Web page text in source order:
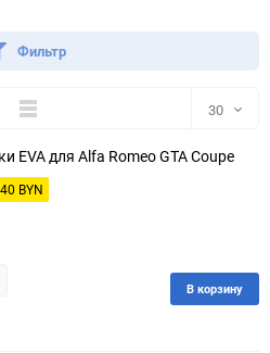
Фильтр
Компактно 30
30
150
EVA для Alfa Romeo GTA Coupe
BYN
В корзину